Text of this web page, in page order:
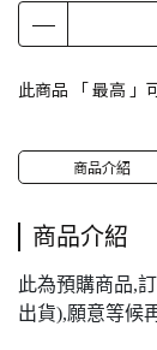
此商品 「 最高 」
商品介紹
商品介紹
此為預購商品,
出貨),願意等候